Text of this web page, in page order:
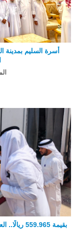
أسرة السليم بمدينة